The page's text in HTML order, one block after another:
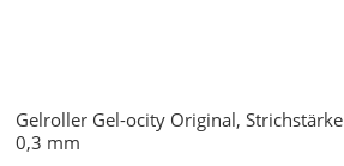
Gelroller Gel-ocity Original, Strichstärke
0,3 mm